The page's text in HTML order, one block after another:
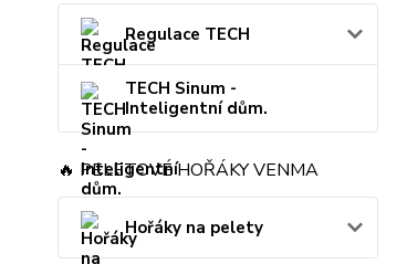
Regulace TECH
TECH Sinum -
Inteligentní dům.
🔥 PELETOVÉ HOŘÁKY VENMA
Hořáky na pelety